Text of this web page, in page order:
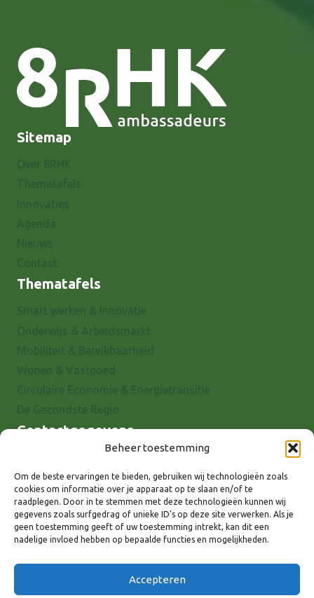
Beheer toestemming
Om de beste ervaringen te bieden, gebruiken wij technologieën zoals
cookies om informatie over je apparaat op te slaan en/of te
raadplegen. Door in te stemmen met deze technologieën kunnen wij
gegevens zoals surfgedrag of unieke ID's op deze site verwerken. Als je
geen toestemming geeft of uw toestemming intrekt, kan dit een
nadelige invloed hebben op bepaalde functies en mogelijkheden.
Accepteren
Sitemap
Thematafels
Contactgegevens
7001 EX Doetinchem
E-mail: info@8rhk.nl
Telefoonnummers
Privacyverklaring